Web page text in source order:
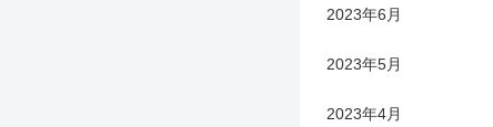
2023年6月
2023年5月
2023年4月